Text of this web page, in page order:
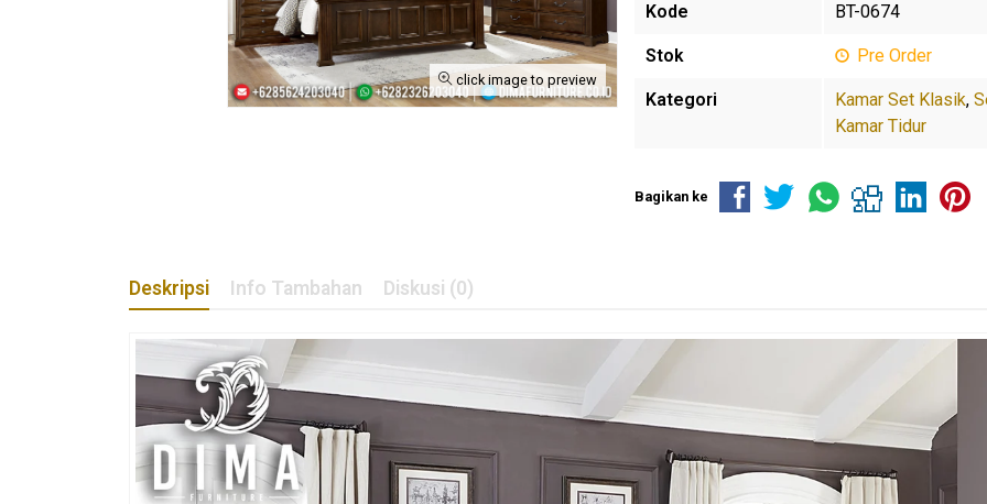
click image to preview
Kode BT-0674
Stok Pre Order
Kategori Kamar Set Klasik,
Kamar Tidur
Bagikan ke
Deskripsi Info Tambahan Diskusi (0)